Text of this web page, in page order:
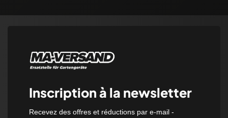
Inscription à la newsletter
Recevez des offres et réductions par e-mail -